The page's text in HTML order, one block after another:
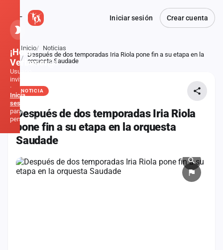
Iniciar sesión Crear cuenta
Atrás
Inicio
Noticias
Después de dos temporadas Iria Riola pone fin a su etapa en la
orquesta Saudade
NOTICIA
Después de dos temporadas Iria Riola
pone fin a su etapa en la orquesta
Saudade
¡Hola,
Verbener@!
Usuario
invitado
·
Inicia
sesión
para
personalizar
Noticias